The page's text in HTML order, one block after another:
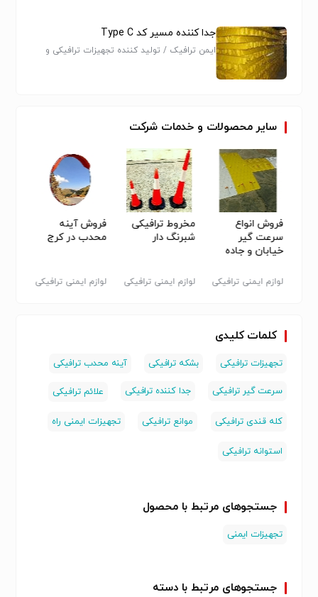
سایرمحصولات و خدمات شرکت
فروش انواع
سرعت گیر
خیابان و جاده
لوازم ایمنی ترافیکی
مخروط ترافیکی
شبرنگ دار
لوازم ایمنی ترافیکی
فروش آینه
محدب در کرج
لوازم ایمنی ترافیکی
جدا کننده مسیر کد Type C
ایمن ترافیک / تولید کننده تجهیزات ترافیکی و
کلمات کلیدی
تجهیزات ترافیکی بشکه ترافیکی آینه محدب ترافیکی
سرعت گیر ترافیکی جدا کننده ترافیکی علائم ترافیکی
کله قندی ترافیکی موانع ترافیکی تجهیزات ایمنی راه
استوانه ترافیکی
جستجوهای مرتبط با محصول
تجهیزات ایمنی
جستجوهای مرتبط با دسته